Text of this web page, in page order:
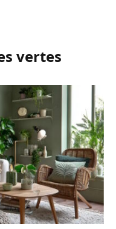
vertes